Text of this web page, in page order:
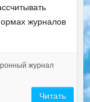
журналов
журнал
Читать